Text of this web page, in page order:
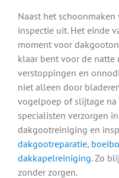
Naast het
inspectie uit. Het einde
moment voor
klaar bent voor de natte
verstoppingen en
niet alleen door
vogelpoep of slijtage na
specialisten verzorgen
dakgootreiniging en
dakgootreparatie,
dakkapelreiniging. Zo
zonder zorgen.